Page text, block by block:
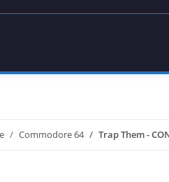
Commodore 64 Trap Them -